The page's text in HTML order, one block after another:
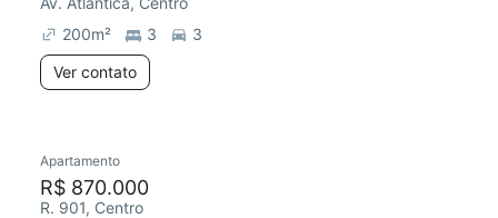
200m² 3
3
Ver contato
Apartamento
R$ 870.000
R. 901, Centro